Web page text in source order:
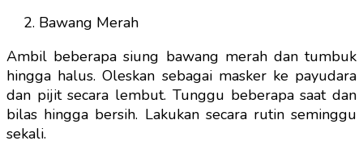
Bawang Merah
Ambil beberapa siung bawang merah dan tumbuk
hingga halus. Oleskan sebagai masker ke payudara
dan pijit secara lembut. Tunggu beberapa saat dan
bilas hingga bersih. Lakukan secara rutin seminggu
sekali.